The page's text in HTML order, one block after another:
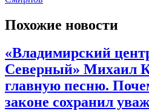
Похожие новости
«Владимирский
Северный» Михаил
главную песню.
законе сохранил